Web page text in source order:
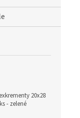
20x28
- zelené